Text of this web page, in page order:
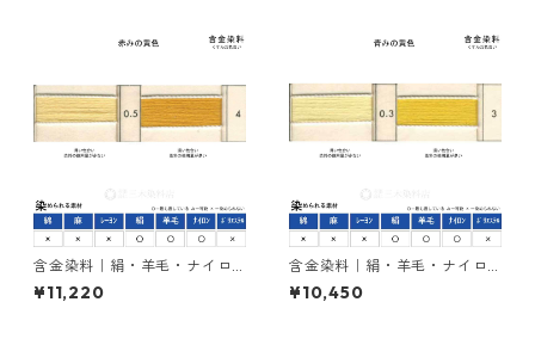
含金染料｜絹・羊毛・ナイロ
ンを染める｜500g｜ラニール
エローRRN（赤みの黄色）
¥11,220
含金染料｜絹・羊毛・ナイロ
ンを染める｜500g｜イソラン
エローK-GLN２５０％（青み
¥10,450